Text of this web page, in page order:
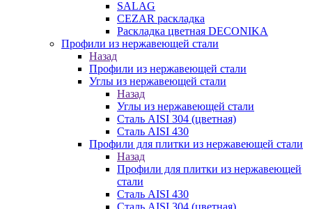
SALAG
CEZAR раскладка
Раскладка цветная DECONIKA
Профили из нержавеющей стали
Назад
Профили из нержавеющей стали
Углы из нержавеющей стали
Назад
Углы из нержавеющей стали
Сталь AISI 304 (цветная)
Сталь AISI 430
Профили для плитки из нержавеющей стали
Назад
Профили для плитки из нержавеющей
стали
Сталь AISI 430
Сталь AISI 304 (цветная)